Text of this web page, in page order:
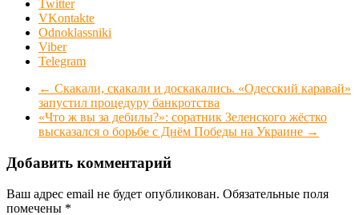
Twitter
VKontakte
Odnoklassniki
Viber
Telegram
← Скакали, скакали и доскакались. «Одесский каравай»
запустил процедуру банкротства
«Что ж вы за дебилы?»: соратник Зеленского жёстко
высказался о борьбе с Днём Победы на Украине →
Добавить комментарий
Ваш адрес email не будет опубликован. Обязательные поля
помечены *